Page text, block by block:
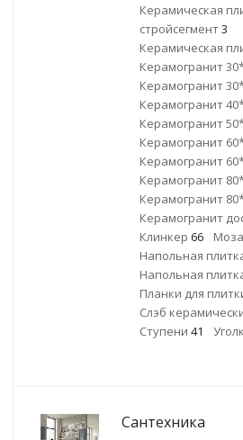
Керамическая
стройсегмент3
Керамическая
Керамогранит
Керамогранит
Керамогранит
Керамогранит
Керамогранит
Керамогранит
Керамогранит
Керамогранит
Керамогранит
Клинкер 66
Напольная
Напольная
Планки для
Слэб
Ступени 41
Сантехника